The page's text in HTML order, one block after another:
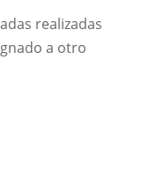
realizadas
a otro